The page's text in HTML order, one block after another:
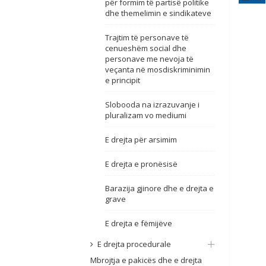
për formim të partisë politike
dhe themelimin e sindikateve
Trajtim të personave të
cenueshëm social dhe
personave me nevoja të
veçanta në mosdiskriminimin
e principit
Slobooda na izrazuvanje i
pluralizam vo mediumi
E drejta për arsimim
E drejta e pronësisë
Barazija gjinore dhe e drejta e
grave
E drejta e fëmijëve
E drejta procedurale
Mbrojtja e pakicës dhe e drejta